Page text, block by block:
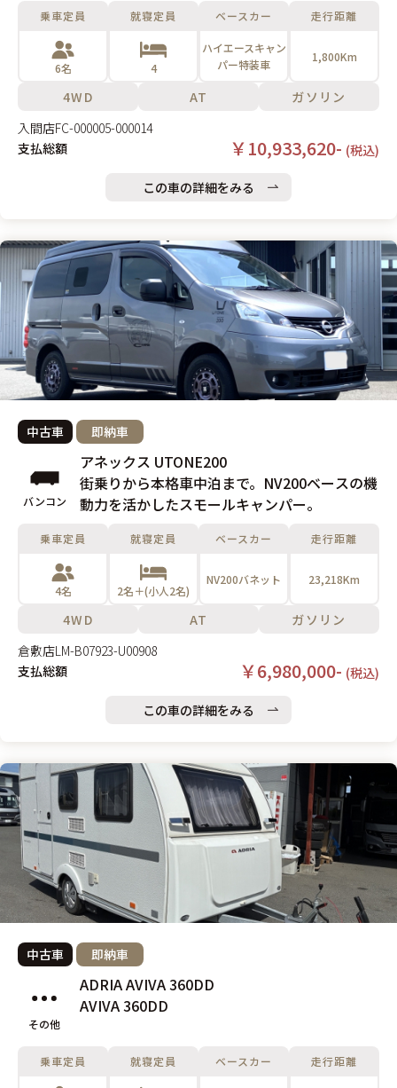
乗車定員
6名
就寝定員
4
ベースカー
ハイエースキャン
パー特装車
走行距離
1,800Km
4WD AT
ガソリン
入間店FC-000005-000014
支払総額
￥10,933,620- (税込)
この車の詳細をみる
中古車 即納車
バンコン
アネックス UTONE200
街乗りから本格車中泊まで。NV200ベースの機
動力を活かしたスモールキャンパー。
乗車定員
4名
就寝定員
2名＋(小人2名)
ベースカー
NV200バネット
走行距離
23,218Km
4WD AT
ガソリン
倉敷店LM-B07923-U00908
支払総額
￥6,980,000- (税込)
この車の詳細をみる
中古車 即納車
その他
ADRIA AVIVA 360DD
AVIVA 360DD
乗車定員 就寝定員 ベースカー 走行距離